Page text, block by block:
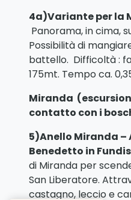
4a)Variante per la
Panorama, in cima,
Possibilità di
battello. Difficoltà :
175mt. Tempo ca.
Miranda (
contatto con i
5)Anello Miranda –
Benedetto in Fundis
di Miranda per
San Liberatore.
castagno, leccio e